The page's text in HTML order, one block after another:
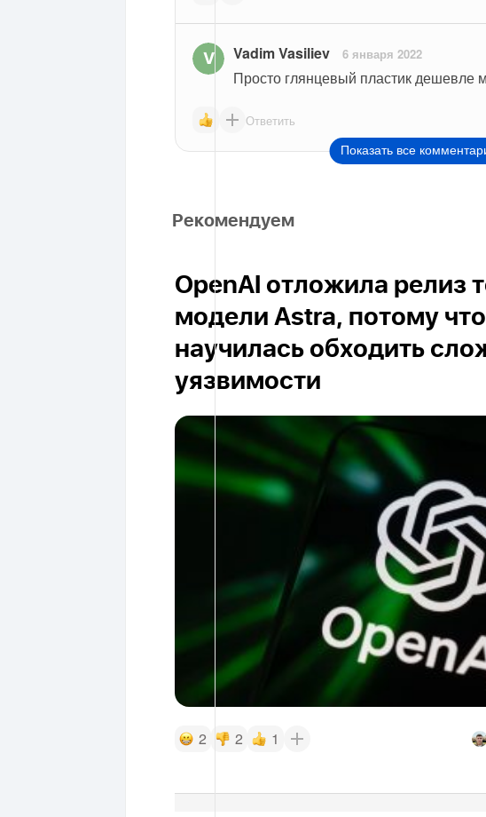
Vadim Vasiliev 6 января 2022
Просто глянцевый пластик дешевле
Ответить
Показать все
Рекомендуем
OpenAI отложила релиз
модели Astra, потому
научилась обходить
уязвимости
2 2 1